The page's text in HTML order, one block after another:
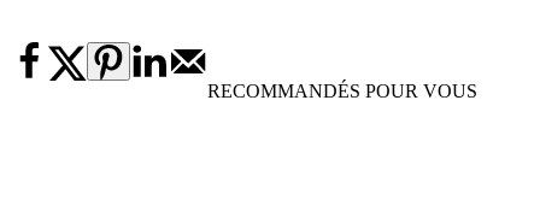
RECOMMANDÉS POUR VOUS